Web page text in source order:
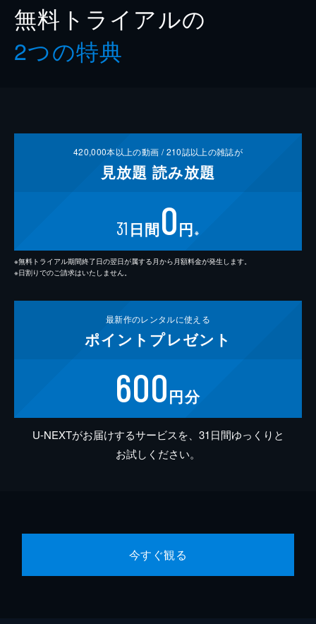
無料トライアルの
2つの特典
420,000本以上の動画 /210誌以上の雑誌が
見放題 読み放題
31 日間0円 ※
※無料トライアル期間終了日の翌日が属する月から月額料金が発生します。
※日割りでのご請求はいたしません。
最新作のレンタルに使える
ポイント プレゼント
600円分
U-NEXTがお届けするサービスを、31日間ゆっくりと
お試しください。
今すぐ観る